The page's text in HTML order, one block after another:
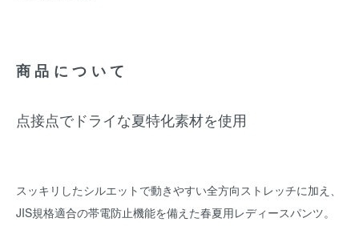
商品について
点接点でドライな夏特化素材を使用
スッキリしたシルエットで動きやすい全方向ストレッチに加え、
JIS規格適合の帯電防止機能を備えた春夏用レディースパンツ。